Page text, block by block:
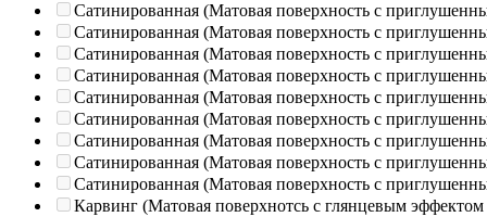
Сатинированная (Матовая поверхность с
Сатинированная (Матовая поверхность с
Сатинированная (Матовая поверхность с
Сатинированная (Матовая поверхность с
Сатинированная (Матовая поверхность с
Сатинированная (Матовая поверхность с
Сатинированная (Матовая поверхность с
Сатинированная (Матовая поверхность с
Сатинированная (Матовая поверхность с
Карвинг (Матовая поверхнотсь с глянцевым эффектом